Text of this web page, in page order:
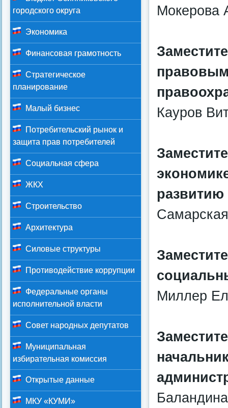
Мокерова
Кауров
развитию
Миллер
городского округа
Экономика
Финансовая грамотность
Стратегическое
планирование
Малый бизнес
Потребительский рынок и
защита прав потребителей
Социальная сфера
ЖКХ
Строительство
Архитектура
Силовые структуры
Противодействие коррупции
Федеральные органы
исполнительной власти
Совет народных депутатов
Муниципальная
избирательная комиссия
Открытые данные
МКУ «КУМИ»